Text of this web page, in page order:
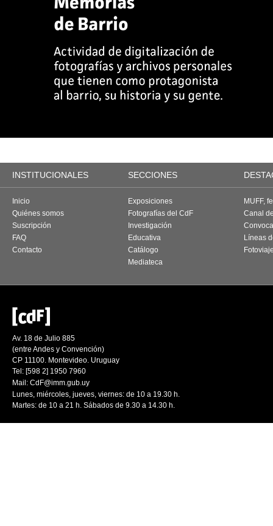
INSTITUCIONALES SECCIONES
Inicio
Quiénes somos
Suscripción
FAQ
Contacto
Exposiciones
Fotografías del CdF
Investigación
Educativa
Catálogo
Mediateca
MUFF,
Canal
Líneas
Av. 18 de Julio 885
(entre Andes y Convención)
CP 11100. Montevideo. Uruguay
Tel: [598 2] 1950 7960
Mail: CdF@imm.gub.uy
Lunes, miércoles, jueves, viernes: de 10 a 19.30 h.
Martes: de 10 a 21 h. Sábados de 9.30 a 14.30 h.